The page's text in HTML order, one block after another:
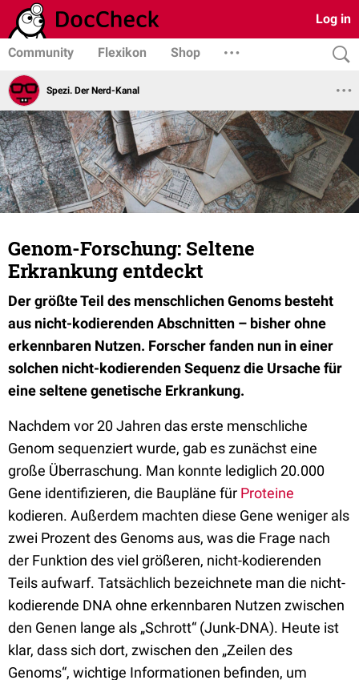
Log in
Community Flexikon Shop
Spezi. Der Nerd-Kanal
Genom-Forschung: Seltene
Erkrankung entdeckt
Der größte Teil des menschlichen Genoms besteht
aus nicht-kodierenden Abschnitten – bisher ohne
erkennbaren Nutzen. Forscher fanden nun in einer
solchen nicht-kodierenden Sequenz die Ursache für
eine seltene genetische Erkrankung.
Nachdem vor 20 Jahren das erste menschliche
Genom sequenziert wurde, gab es zunächst eine
große Überraschung. Man konnte lediglich 20.000
Gene identifizieren, die Baupläne für Proteine
kodieren. Außerdem machten diese Gene weniger als
zwei Prozent des Genoms aus, was die Frage nach
der Funktion des viel größeren, nicht-kodierenden
Teils aufwarf. Tatsächlich bezeichnete man die nicht-
kodierende DNA ohne erkennbaren Nutzen zwischen
den Genen lange als „Schrott“ (Junk-DNA). Heute ist
klar, dass sich dort, zwischen den „Zeilen des
Genoms“, wichtige Informationen befinden, um